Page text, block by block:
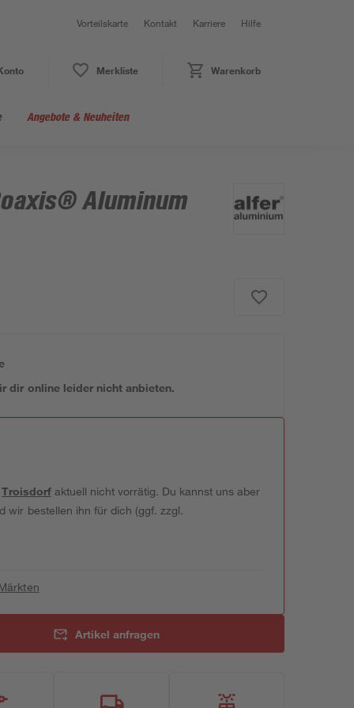
Vorteilskarte Kontakt Karriere Hilfe
Merkliste Warenkorb
Angebote & Neuheiten
Aluminum
dir online leider nicht anbieten.
Troisdorfaktuell nicht vorrätig. Du kannst uns aber
wir bestellen ihn für dich (ggf. zzgl.
Artikel anfragen